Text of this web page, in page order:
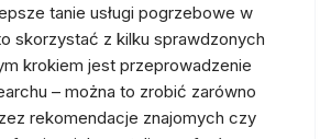
tanie usługi pogrzebowe w
skorzystać z kilku sprawdzonych
krokiem jest przeprowadzenie
– można to zrobić zarówno
rekomendacje znajomych czy